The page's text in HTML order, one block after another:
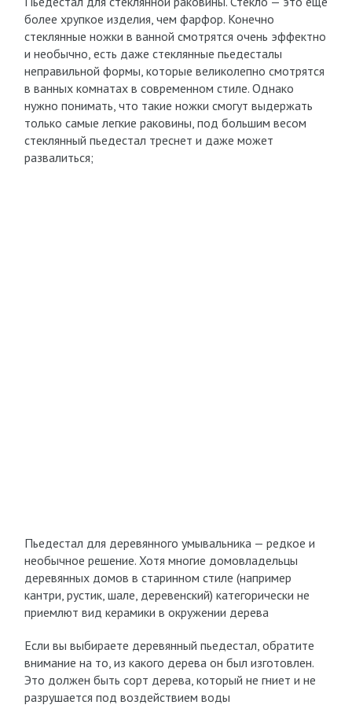
более хрупкое изделия, чем фарфор. Конечно
стеклянные ножки в ванной смотрятся очень эффектно
и необычно, есть даже стеклянные пьедесталы
неправильной формы, которые великолепно смотрятся
в ванных комнатах в современном стиле. Однако
нужно понимать, что такие ножки смогут выдержать
только самые легкие раковины, под большим весом
стеклянный пьедестал треснет и даже может
развалиться;
Пьедестал для деревянного умывальника — редкое и
необычное решение. Хотя многие домовладельцы
деревянных домов в старинном стиле (например
кантри, рустик, шале, деревенский) категорически не
приемлют вид керамики в окружении дерева
Если вы выбираете деревянный пьедестал, обратите
внимание на то, из какого дерева он был изготовлен.
Это должен быть сорт дерева, который не гниет и не
разрушается под воздействием воды